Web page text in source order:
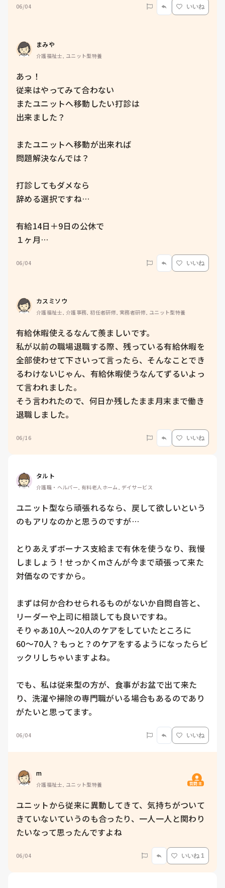
06/04 いいね
まみや
介護福祉士, ユニット型特養
あっ！
従来はやってみて合わない
またユニットへ移動したい打診は
出来ました？
またユニットへ移動が出来れば
問題解決なんでは？
打診してもダメなら
辞める選択ですね…
有給14日＋9日の公休で
１ヶ月…
06/04 いいね
カスミソウ
介護福祉士, 介護事務, 初任者研修, 実務者研修, ユニット型特養
有給休暇使えるなんて羨ましいです。
私が以前の職場退職する際、残っている有給休暇を
全部使わせて下さいって言ったら、そんなことでき
るわけないじゃん、有給休暇使うなんてずるいよっ
て言われました。
そう言われたので、何日か残したまま月末まで働き
退職しました。
06/16 いいね
タルト
介護職・ヘルパー, 有料老人ホーム, デイサービス
ユニット型なら頑張れるなら、戻して欲しいという
のもアリなのかと思うのですが…
とりあえずボーナス支給まで有休を使うなり、我慢
しましょう！せっかくmさんが今まで頑張って来た
対価なのですから。
まずは何か合わせられるものがないか自問自答と、
リーダーや上司に相談しても良いですね。
そりゃあ10人〜20人のケアをしていたところに
60〜70人？もっと？のケアをするようになったらビ
ックリしちゃいますよね。
でも、私は従来型の方が、食事がお盆で出て来た
り、洗濯や掃除の専門職がいる場合もあるのであり
がたいと思ってます。
06/04 いいね
m
介護福祉士, ユニット型特養 質問主
ユニットから従来に異動してきて、気持ちがついて
きていないていうのも合ったり、一人一人と関わり
たいなって思ったんですよね
06/04 いいね 1